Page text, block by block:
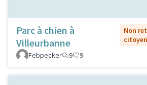
Parc à chien à
Villeurbanne
Non
citoyen
Febpecker
9 9